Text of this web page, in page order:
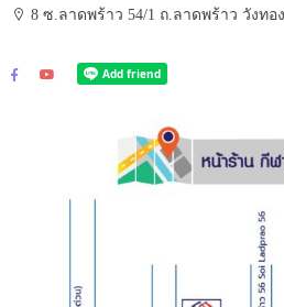
8 ซ.ลาดพร้าว 54/1 ถ.ลาดพร้าว วังทอ